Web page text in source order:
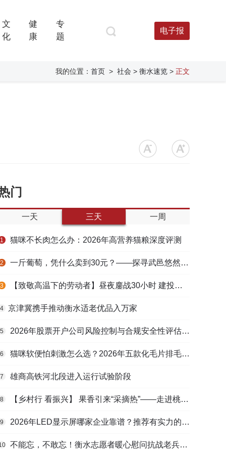
文
化
健
康
专
题
电子报
我的位置： 首页 > 社会 > 衡水速览 > 正文
门
一天 三天 一周
1 猫咪不长肉怎么办：2026年高营养猫粮深度评测
2 一斤葡萄，凭什么卖到30元？——探寻武邑悠然生态农庄的“高价密码”
3 【致敬高温下的劳动者】昼夜鏖战30小时 建投衡水水务紧急抢修保民生用水
4 ​京津冀携手推动衡水适老优品入万家
5 2026年股票开户公司风险控制与合规安全性评估：投资者保护机制哪家靠谱？
6 猫咪软便怕刺激怎么选？2026年五款化毛片排毛护肠避坑指南
7 雄商高铁河北段进入运行试验阶段
8 【乡村行 看振兴】 果香引来“采摘热”——走进桃城区贾家庄村
9 2026年LED显示屏哪家企业靠谱？推荐有实力的LED显示屏工程服务商
不能忘，不敢忘！衡水志愿者暖心慰问抗战老兵和老党员